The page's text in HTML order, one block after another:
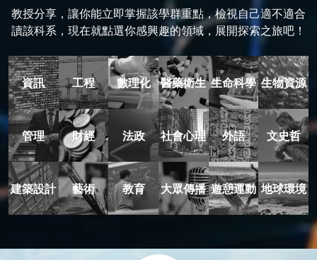
教授分享，讓你能立即掌握該學群重點，檢視自己適不適合
讀該科系，現在就點選你感興趣的領域，展開探索之旅吧！
資訊 工程 數理化 醫藥衛生 生命科學 生物資源
管理 財經 法政 社會心理 外語 文史哲
建築設計 藝術 教育 大眾傳播 遊憩運動 地球環境